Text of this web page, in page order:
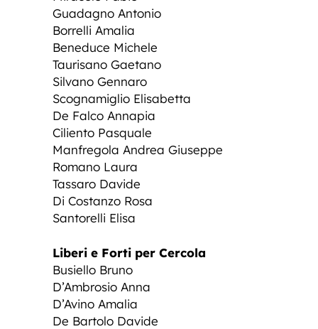
Guadagno Antonio
Borrelli Amalia
Beneduce Michele
Taurisano Gaetano
Silvano Gennaro
Scognamiglio Elisabetta
De Falco Annapia
Ciliento Pasquale
Manfregola Andrea Giuseppe
Romano Laura
Tassaro Davide
Di Costanzo Rosa
Santorelli Elisa
Liberi e Forti per Cercola
Busiello Bruno
D’Ambrosio Anna
D’Avino Amalia
De Bartolo Davide